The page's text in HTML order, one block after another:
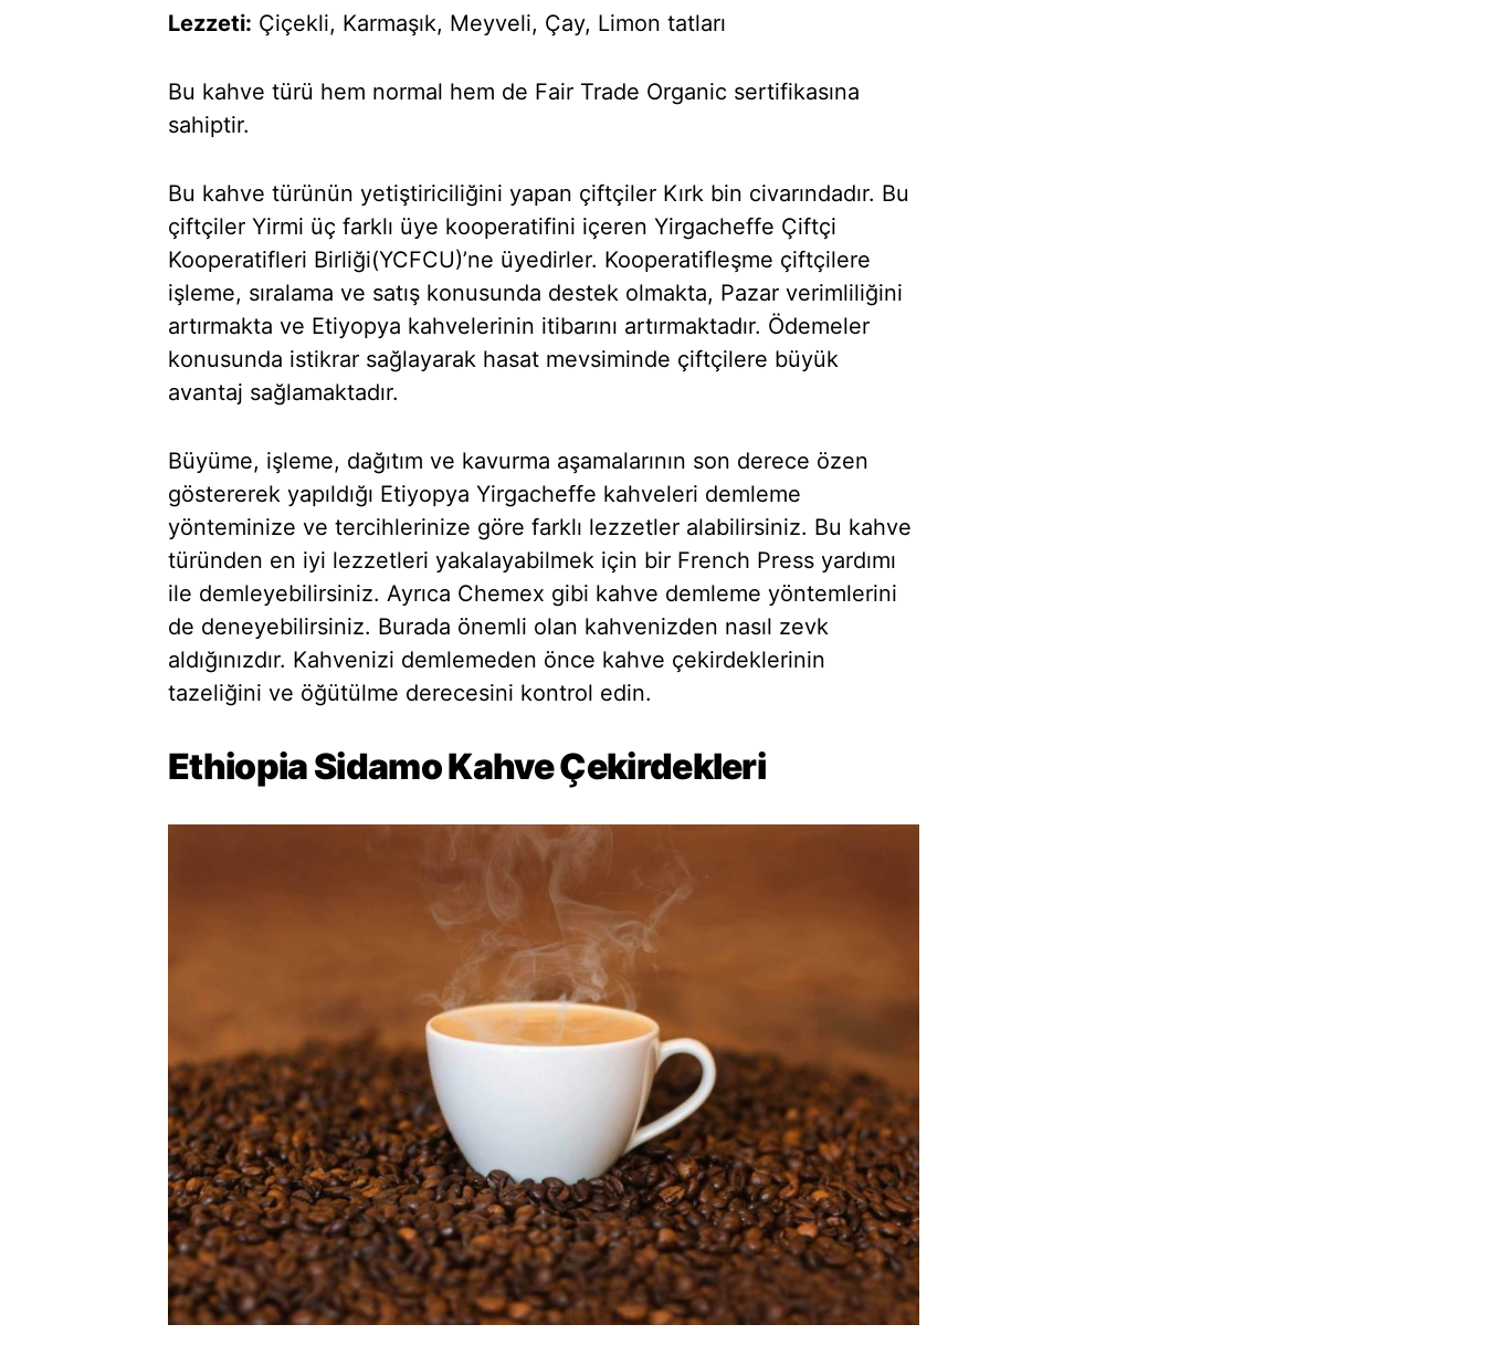
Lezzeti: Çiçekli, Karmaşık, Meyveli, Çay, Limon tatları
Bu kahve türü hem normal hem de Fair Trade Organic sertifikasına
sahiptir.
Bu kahve türünün yetiştiriciliğini yapan çiftçiler Kırk bin civarındadır. Bu
çiftçiler Yirmi üç farklı üye kooperatifini içeren Yirgacheffe Çiftçi
Kooperatifleri Birliği(YCFCU)’ne üyedirler. Kooperatifleşme çiftçilere
işleme, sıralama ve satış konusunda destek olmakta, Pazar verimliliğini
artırmakta ve Etiyopya kahvelerinin itibarını artırmaktadır. Ödemeler
konusunda istikrar sağlayarak hasat mevsiminde çiftçilere büyük
avantaj sağlamaktadır.
Büyüme, işleme, dağıtım ve kavurma aşamalarının son derece özen
göstererek yapıldığı Etiyopya Yirgacheffe kahveleri demleme
yönteminize ve tercihlerinize göre farklı lezzetler alabilirsiniz. Bu kahve
türünden en iyi lezzetleri yakalayabilmek için bir French Press yardımı
ile demleyebilirsiniz. Ayrıca Chemex gibi kahve demleme yöntemlerini
de deneyebilirsiniz. Burada önemli olan kahvenizden nasıl zevk
aldığınızdır. Kahvenizi demlemeden önce kahve çekirdeklerinin
tazeliğini ve öğütülme derecesini kontrol edin.
Ethiopia Sidamo Kahve Çekirdekleri